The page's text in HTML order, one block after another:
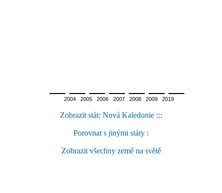
2004 2005 2006 2007 2008 2009 2019
Zobrazit stát: Nová Kaledonie :::
Porovnat s jinými státy :
Zobrazit všechny země na světě